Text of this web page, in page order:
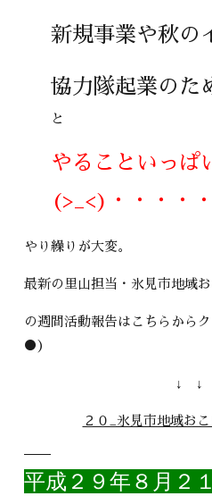
新規事業や秋の
協力隊起業のた
と
やることいっぱ
(>_<)・・・・・
やり繰りが大変。
最新の里山担当・氷見市地
の週間活動報告はこちらから
●）
↓ ↓
２０_氷見市地域お
平成２９年８月２